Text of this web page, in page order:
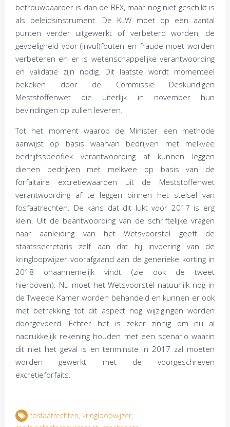
betrouwbaarder is dan de BEX, maar nog niet geschikt is
als beleidsinstrument. De KLW moet op een aantal
punten verder uitgewerkt of verbeterd worden, de
gevoeligheid voor (invul)fouten en fraude moet worden
verbeteren en er is wetenschappelijke verantwoording
en validatie zijn nodig. Dit laatste wordt momenteel
bekeken door de Commissie Deskundigen
Meststoffenwet die uiterlijk in november hun
bevindingen op zullen leveren.
Tot het moment waarop de Minister een methode
aanwijst op basis waarvan bedrijven met melkvee
bedrijfsspecifiek verantwoording af kunnen leggen
dienen bedrijven met melkvee op basis van de
forfaitaire excretiewaarden uit de Meststoffenwet
verantwoording af te leggen binnen het stelsel van
fosfaatrechten. De kans dat dit lukt voor 2017 is erg
klein. Uit de beantwoording van de schriftelijke vragen
naar aanleiding van het Wetsvoorstel geeft de
staatssecretaris zelf aan dat hij invoering van de
kringloopwijzer voorafgaand aan de generieke korting in
2018 onaannemelijk vindt (zie ook de tweet
hierboven). Nu moet het Wetsvoorstel natuurlijk nog in
de Tweede Kamer worden behandeld en kunnen er ook
met betrekking tot dit aspect nog wijzigingen worden
doorgevoerd. Echter het is zeker zinnig om nu al
nadrukkelijk rekening houden met een scenario waarin
dit niet het geval is en tenminste in 2017 zal moeten
worden gewerkt met de voorgeschreven
excretieforfaits.
fosfaatrechten, kringloopwijzer,